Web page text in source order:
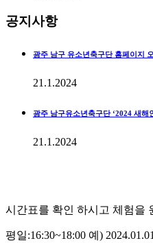
공지사항
광주 남구 유소년축구단 홈페이지
21.1.2024
광주 남구유소년축구단 ‘2024 새해
21.1.2024
시간표를 확인 하시고 체험을
평일:16:30~18:00 예)